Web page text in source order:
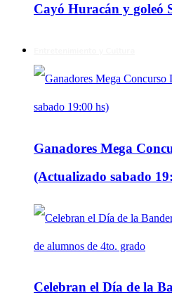
Cayó Huracán y goleó
Ganadores Mega
(Actualizado sabado
Celebran el Día de la